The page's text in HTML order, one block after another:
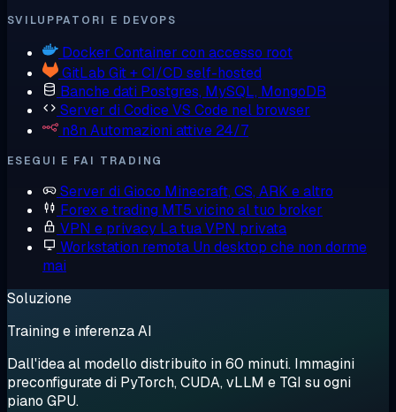
SVILUPPATORI E DEVOPS
Docker Container con accesso root
GitLab Git + CI/CD self-hosted
Banche dati Postgres, MySQL, MongoDB
Server di CodiceVS Code nel browser
n8n Automazioni attive 24/7
ESEGUI E FAI TRADING
Server di Gioco Minecraft, CS, ARK e altro
Forex e trading MT5 vicino al tuo broker
VPN e privacy La tua VPN privata
Workstation remota Un desktop che non dorme
mai
Soluzione
Training e inferenza AI
Dall'idea al modello distribuito in 60 minuti. Immagini
preconfigurate di PyTorch, CUDA, vLLM e TGI su ogni
piano GPU.